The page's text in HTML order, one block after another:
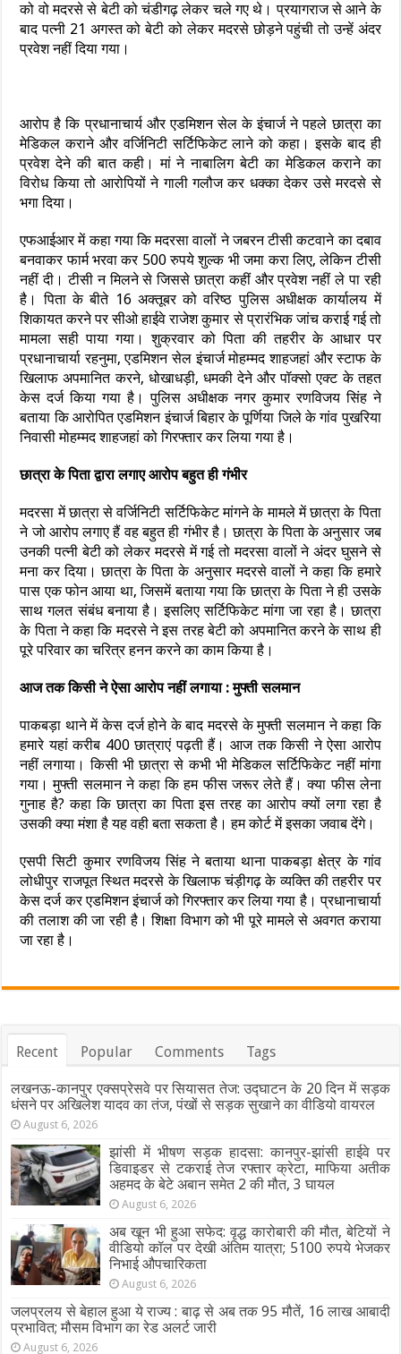
को वो मदरसे से बेटी को चंडीगढ़ लेकर चले गए थे। प्रयागराज से आने के
बाद पत्नी 21 अगस्त को बेटी को लेकर मदरसे छोड़ने पहुंची तो उन्हें अंदर
प्रवेश नहीं दिया गया।
आरोप है कि प्रधानाचार्य और एडमिशन सेल के इंचार्ज ने पहले छात्रा का
मेडिकल कराने और वर्जिनिटी सर्टिफिकेट लाने को कहा। इसके बाद ही
प्रवेश देने की बात कही। मां ने नाबालिग बेटी का मेडिकल कराने का
विरोध किया तो आरोपियों ने गाली गलौज कर धक्का देकर उसे मरदसे से
भगा दिया।
एफआईआर में कहा गया कि मदरसा वालों ने जबरन टीसी कटवाने का दबाव
बनवाकर फार्म भरवा कर 500 रुपये शुल्क भी जमा करा लिए, लेकिन टीसी
नहीं दी। टीसी न मिलने से जिससे छात्रा कहीं और प्रवेश नहीं ले पा रही
है। पिता के बीते 16 अक्तूबर को वरिष्ठ पुलिस अधीक्षक कार्यालय में
शिकायत करने पर सीओ हाईवे राजेश कुमार से प्रारंभिक जांच कराई गई तो
मामला सही पाया गया। शुक्रवार को पिता की तहरीर के आधार पर
प्रधानाचार्या रहनुमा, एडमिशन सेल इंचार्ज मोहम्मद शाहजहां और स्टाफ के
खिलाफ अपमानित करने, धोखाधड़ी, धमकी देने और पॉक्सो एक्ट के तहत
केस दर्ज किया गया है। पुलिस अधीक्षक नगर कुमार रणविजय सिंह ने
बताया कि आरोपित एडमिशन इंचार्ज बिहार के पूर्णिया जिले के गांव पुखरिया
निवासी मोहम्मद शाहजहां को गिरफ्तार कर लिया गया है।
छात्रा के पिता द्वारा लगाए आरोप बहुत ही गंभीर
मदरसा में छात्रा से वर्जिनिटी सर्टिफिकेट मांगने के मामले में छात्रा के पिता
ने जो आरोप लगाए हैं वह बहुत ही गंभीर है। छात्रा के पिता के अनुसार जब
उनकी पत्नी बेटी को लेकर मदरसे में गई तो मदरसा वालों ने अंदर घुसने से
मना कर दिया। छात्रा के पिता के अनुसार मदरसे वालों ने कहा कि हमारे
पास एक फोन आया था, जिसमें बताया गया कि छात्रा के पिता ने ही उसके
साथ गलत संबंध बनाया है। इसलिए सर्टिफिकेट मांगा जा रहा है। छात्रा
के पिता ने कहा कि मदरसे ने इस तरह बेटी को अपमानित करने के साथ ही
पूरे परिवार का चरित्र हनन करने का काम किया है।
आज तक किसी ने ऐसा आरोप नहीं लगाया : मुफ्ती सलमान
पाकबड़ा थाने में केस दर्ज होने के बाद मदरसे के मुफ्ती सलमान ने कहा कि
हमारे यहां करीब 400 छात्राएं पढ़ती हैं। आज तक किसी ने ऐसा आरोप
नहीं लगाया। किसी भी छात्रा से कभी भी मेडिकल सर्टिफिकेट नहीं मांगा
गया। मुफ्ती सलमान ने कहा कि हम फीस जरूर लेते हैं। क्या फीस लेना
गुनाह है? कहा कि छात्रा का पिता इस तरह का आरोप क्यों लगा रहा है
उसकी क्या मंशा है यह वही बता सकता है। हम कोर्ट में इसका जवाब देंगे।
एसपी सिटी कुमार रणविजय सिंह ने बताया थाना पाकबड़ा क्षेत्र के गांव
लोधीपुर राजपूत स्थित मदरसे के खिलाफ चंड़ीगढ़ के व्यक्ति की तहरीर पर
केस दर्ज कर एडमिशन इंचार्ज को गिरफ्तार कर लिया गया है। प्रधानाचार्या
की तलाश की जा रही है। शिक्षा विभाग को भी पूरे मामले से अवगत कराया
जा रहा है।
Recent Popular Comments Tags
लखनऊ-कानपुर एक्सप्रेसवे पर सियासत तेज: उद्घाटन के 20 दिन में सड़क
धंसने पर अखिलेश यादव का तंज, पंखों से सड़क सुखाने का वीडियो वायरल
August 6, 2026
झांसी में भीषण सड़क हादसा: कानपुर-झांसी हाईवे पर
डिवाइडर से टकराई तेज रफ्तार क्रेटा, माफिया अतीक
अहमद के बेटे अबान समेत 2 की मौत, 3 घायल
August 6, 2026
अब खून भी हुआ सफेद: वृद्ध कारोबारी की मौत, बेटियों ने
वीडियो कॉल पर देखी अंतिम यात्रा; 5100 रुपये भेजकर
निभाई औपचारिकता
August 6, 2026
जलप्रलय से बेहाल हुआ ये राज्य : बाढ़ से अब तक 95 मौतें, 16 लाख आबादी
प्रभावित; मौसम विभाग का रेड अलर्ट जारी
August 6, 2026